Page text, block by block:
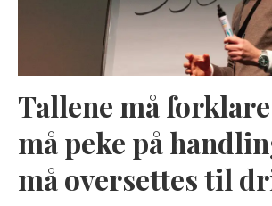
Tallene må
må peke på
må oversettes til